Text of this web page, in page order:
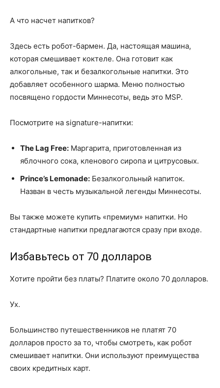
А что насчет напитков?
Здесь есть робот-бармен. Да, настоящая машина,
которая смешивает коктеле. Она готовит как
алкогольные, так и безалкогольные напитки. Это
добавляет особенного шарма. Меню полностью
посвящено гордости Миннесоты, ведь это MSP.
Посмотрите на signature-напитки:
The Lag Free: Маргарита, приготовленная из
яблочного сока, кленового сиропа и цитрусовых.
Prince’s Lemonade: Безалкогольный напиток.
Назван в честь музыкальной легенды Миннесоты.
Вы также можете купить «премиум» напитки. Но
стандартные напитки предлагаются сразу при входе.
Избавьтесь от 70 долларов
Хотите пройти без платы? Платите около 70 долларов.
Ух.
Большинство путешественников не платят 70
долларов просто за то, чтобы смотреть, как робот
смешивает напитки. Они используют преимущества
своих кредитных карт.